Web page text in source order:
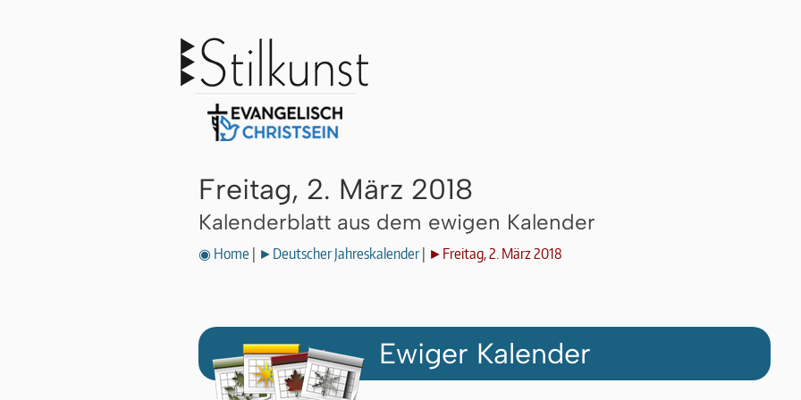
Freitag, 2. März 2018
Kalenderblatt aus dem ewigen Kalender
◉ Home ►Deutscher Jahreskalender| ►Freitag, 2. März 2018
Ewiger Kalender